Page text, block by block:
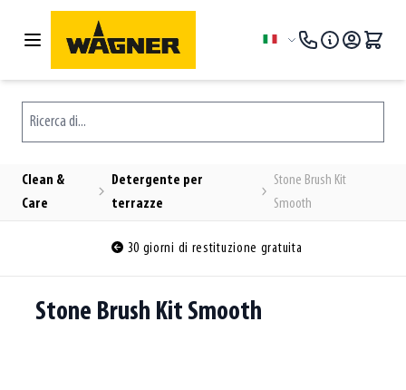
Salta al contenuto
Lingua
Ricerca di...
Clean &
Care
Detergente per
terrazze
Stone Brush Kit
Smooth
30 giorni di restituzione gratuita
Stone Brush Kit Smooth